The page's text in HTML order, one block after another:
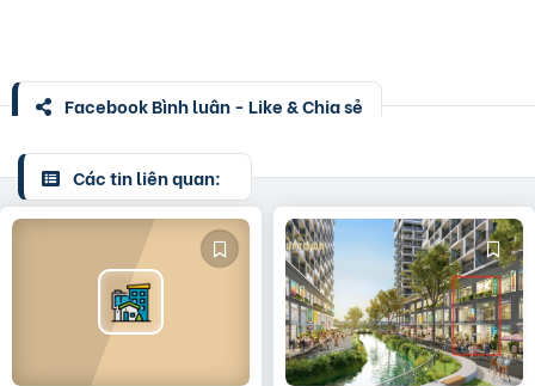
Facebook Bình luận - Like & Chia sẻ
Các tin liên quan: